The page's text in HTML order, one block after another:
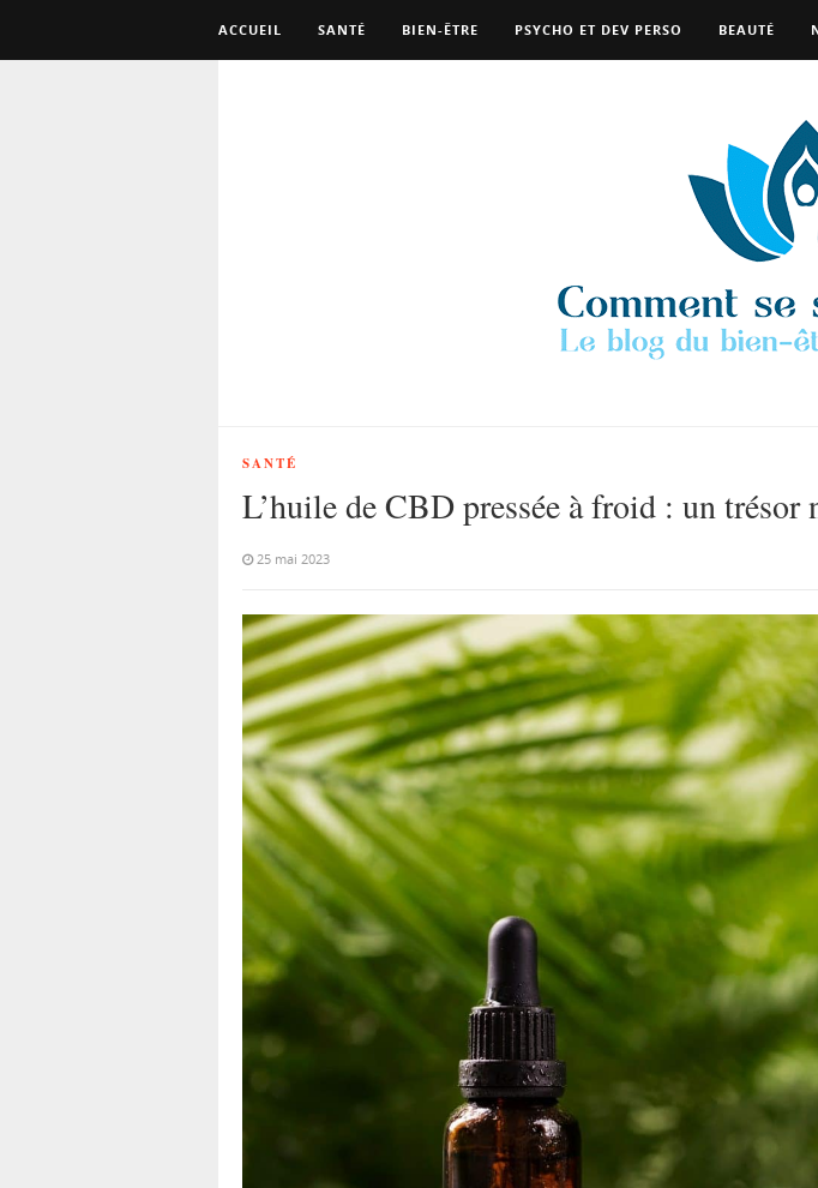
ACCUEIL SANTÉ BIEN-ÊTRE PSYCHO ET DEV PERSO BEAUTÉ
SANTÉ
L’huile de CBD pressée à froid : un
25 mai 2023